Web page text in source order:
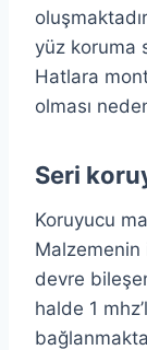
yüz koruma
Hatlara
olması
Seri
Koruyucu
Malzemenin
devre
halde 1